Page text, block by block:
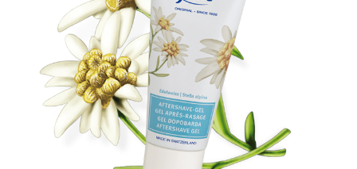
Haarverzorging
Catalogus
Douche
Lichaamsverzorging
Kruidencrèmes